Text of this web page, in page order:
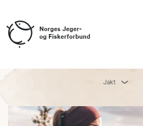
Jakt